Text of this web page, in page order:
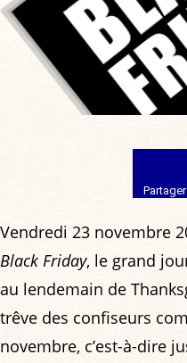
Vendredi 23 novembre
Black Friday, le grand
au lendemain de
trêve des confiseurs
novembre, c’est-à-dire